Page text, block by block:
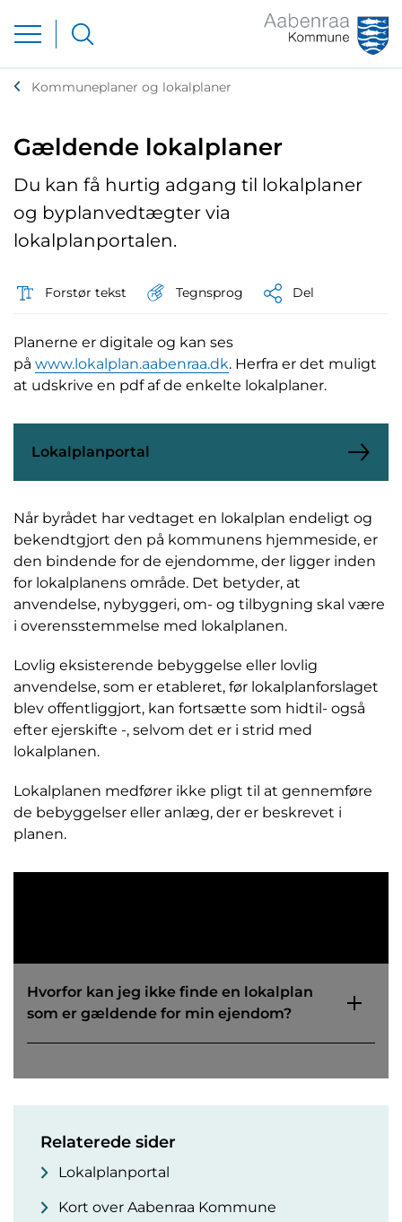
Kommuneplaner og lokalplaner
Gældende lokalplaner
Du kan få hurtig adgang til lokalplaner
og byplanvedtægter via
lokalplanportalen.
Forstør tekst Tegnsprog Del
Planerne er digitale og kan ses
på www.lokalplan.aabenraa.dk. Herfra er det muligt
at udskrive en pdf af de enkelte lokalplaner.
Lokalplanportal
Når byrådet har vedtaget en lokalplan endeligt og
bekendtgjort den på kommunens hjemmeside, er
den bindende for de ejendomme, der ligger inden
for lokalplanens område. Det betyder, at
anvendelse, nybyggeri, om- og tilbygning skal være
i overensstemmelse med lokalplanen.
Lovlig eksisterende bebyggelse eller lovlig
anvendelse, som er etableret, før lokalplanforslaget
blev offentliggjort, kan fortsætte som hidtil- også
efter ejerskifte -, selvom det er i strid med
lokalplanen.
Lokalplanen medfører ikke pligt til at gennemføre
de bebyggelser eller anlæg, der er beskrevet i
planen.
Hvorfor kan jeg ikke finde en lokalplan
som er gældende for min ejendom?
Relaterede sider
Lokalplanportal
Kort over Aabenraa Kommune